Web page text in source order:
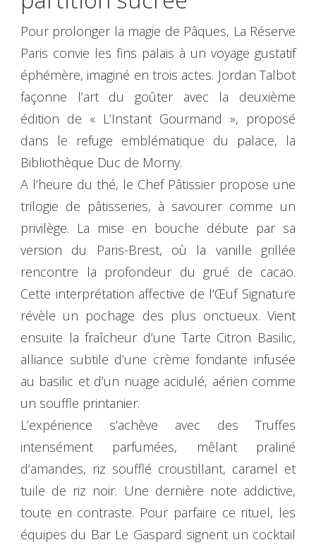
Pour prolonger la magie de Pâques, La Réserve
Paris convie les fins palais à un voyage gustatif
éphémère, imaginé en trois actes. Jordan Talbot
façonne l’art du goûter avec la deuxième
édition de « L’Instant Gourmand », proposé
dans le refuge emblématique du palace, la
Bibliothèque Duc de Morny.
A l’heure du thé, le Chef Pâtissier propose une
trilogie de pâtisseries, à savourer comme un
privilège. La mise en bouche débute par sa
version du Paris-Brest, où la vanille grillée
rencontre la profondeur du grué de cacao.
Cette interprétation affective de l’Œuf Signature
révèle un pochage des plus onctueux. Vient
ensuite la fraîcheur d’une Tarte Citron Basilic,
alliance subtile d’une crème fondante infusée
au basilic et d’un nuage acidulé, aérien comme
un souffle printanier.
L’expérience s’achève avec des Truffes
intensément parfumées, mêlant praliné
d’amandes, riz soufflé croustillant, caramel et
tuile de riz noir. Une dernière note addictive,
toute en contraste. Pour parfaire ce rituel, les
équipes du Bar Le Gaspard signent un cocktail